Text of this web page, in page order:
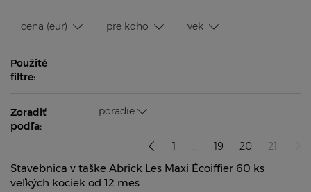
Použité
filtre:
Zoradiť
podľa:
poradie
1 19 20 21
Stavebnica v taške Abrick Les Maxi Écoiffier 60 ks
veľkých kociek od 12 mes